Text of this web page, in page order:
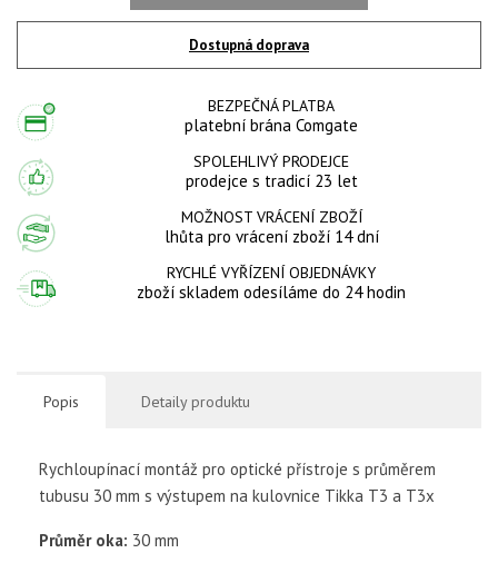
Dostupná doprava
BEZPEČNÁ PLATBA
platební brána Comgate
SPOLEHLIVÝ PRODEJCE
prodejce s tradicí 23 let
MOŽNOST VRÁCENÍ ZBOŽÍ
lhůta pro vrácení zboží 14 dní
RYCHLÉ VYŘÍZENÍ OBJEDNÁVKY
zboží skladem odesíláme do 24 hodin
Popis Detaily produktu
Rychloupínací montáž pro optické přístroje s průměrem
tubusu 30 mm s výstupem na kulovnice Tikka T3 a T3x
Průměr oka: 30 mm